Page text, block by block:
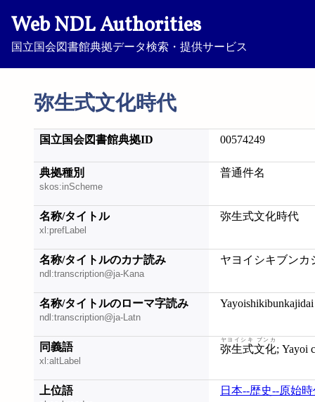
Web NDL Authorities
国立国会図書館典拠データ検索・提供サービス
弥生式文化時代
国立国会図書館典拠ID 00574249
典拠種別
skos:inScheme
普通件名
名称/タイトル
xl:prefLabel
弥生式文化時代
名称/タイトルのカナ読み
ndl:transcription@ja-Kana
ヤヨイシキブンカ
名称/タイトルのローマ字読み
ndl:transcription@ja-Latn
Yayoishikibunkajidai
同義語
xl:altLabel
弥生式文化
ヤヨイシキ ブンカ
; Yayoi
上位語 日本--歴史--原始